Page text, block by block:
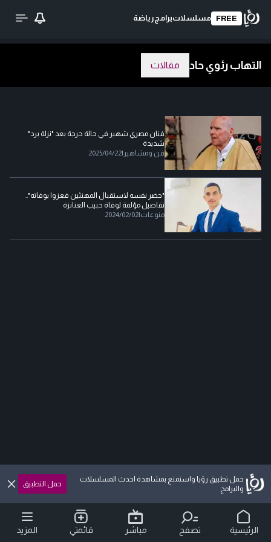
FREE مسلسلاتبرامج رياضة
التهاب رئوي حاد مقالات
فنان مصري شهير في حالة حرجة بعد "نزلة برد"
شديدة
فن ومشاهير |
2025/04/22
"حضر نفسه لاستقبال المهنئين فعزوا بوفاته"..
تفاصيل مؤلمة لوفاة حبيب العنانزة
منوعات|
2024/02/02
حمل تطبيق رؤيا واستمتع بمشاهدة احدث المسلسلات
والبرامج
حمل التطبيق
الرئيسية تصفح مباشر قائمتي المزيد